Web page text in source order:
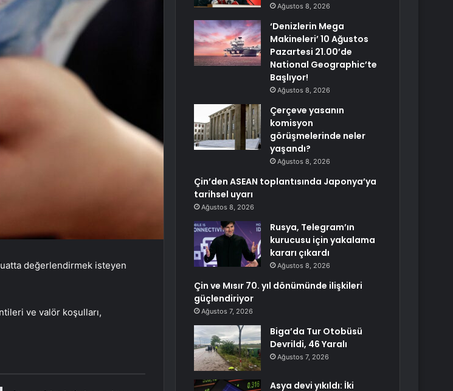
değerlendirmek isteyen
ve valör koşulları,
Ağustos 8, 2026
‘Denizlerin Mega
Makineleri’ 10 Ağustos
Pazartesi 21.00’de
National Geographic’te
Başlıyor!
Ağustos 8, 2026
Çerçeve yasanın
komisyon
görüşmelerinde neler
yaşandı?
Ağustos 8, 2026
Çin’den ASEAN toplantısında Japonya’ya
tarihsel uyarı
Ağustos 8, 2026
Rusya, Telegram’ın
kurucusu için yakalama
kararı çıkardı
Ağustos 8, 2026
Çin ve Mısır 70. yıl dönümünde ilişkileri
güçlendiriyor
Ağustos 7, 2026
Biga’da Tur Otobüsü
Devrildi, 46 Yaralı
Ağustos 7, 2026
Asya devi yıkıldı: İki